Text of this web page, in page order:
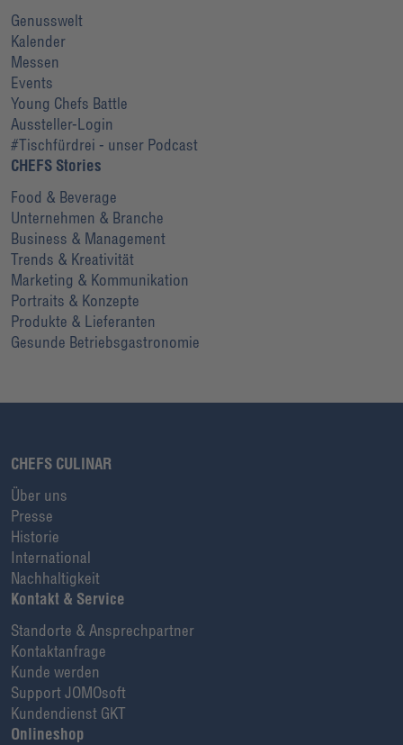
Genusswelt
Kalender
Messen
Events
Young Chefs Battle
Aussteller-Login
#Tischfürdrei - unser Podcast
CHEFS Stories
Food & Beverage
Unternehmen & Branche
Business & Management
Trends & Kreativität
Marketing & Kommunikation
Portraits & Konzepte
Produkte & Lieferanten
Gesunde Betriebsgastronomie
CHEFS CULINAR
Über uns
Presse
Historie
International
Nachhaltigkeit
Kontakt & Service
Standorte & Ansprechpartner
Kontaktanfrage
Kunde werden
Support JOMOsoft
Kundendienst GKT
Onlineshop